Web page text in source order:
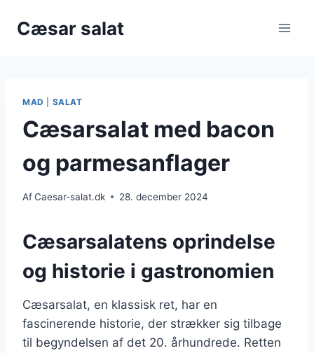
Cæsar salat
MAD SALAT
Cæsarsalat med bacon
og parmesanflager
AfCaesar-salat.dk 28. december 2024
Cæsarsalatens oprindelse
og historie i gastronomien
Cæsarsalat, en klassisk ret, har en
fascinerende historie, der strækker sig tilbage
til begyndelsen af det 20. århundrede. Retten